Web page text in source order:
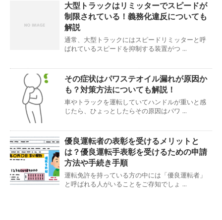
大型トラックはリミッターでスピードが
制限されている！義務化違反についても
解説
通常、大型トラックにはスピードリミッターと呼
ばれているスピードを抑制する装置がつ ...
その症状はパワステオイル漏れが原因か
も？対策方法についても解説！
車やトラックを運転していてハンドルが重いと感
じたら、ひょっとしたらその原因はパワ ...
優良運転者の表彰を受けるメリットと
は？優良運転手表彰を受けるための申請
方法や手続き手順
運転免許を持っている方の中には「優良運転者」
と呼ばれる人がいることをご存知でしょ ...